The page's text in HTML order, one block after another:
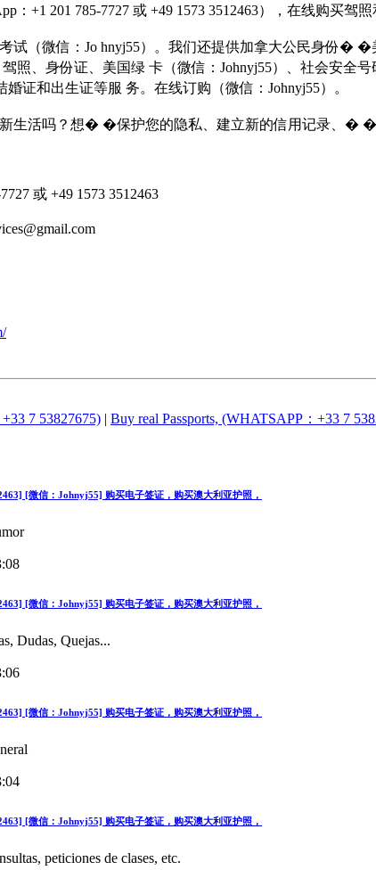
：+1 201 785-7727 或 +49 1573 3512463），在线购买驾照
试（微信：Jo hnyj55）。我们还提供加拿大公民身份�
、身份证、美国绿 卡（微信：Johnyj55）、社会安全
证和出生证等服 务。在线订购（微信：Johnyj55）。
生活吗？想� �保护您的隐私、建立新的信用记录、�
或 +49 1573 3512463
7 53827675) | Buy real Passports, (WHATSAPP：+33 7
[微信：Johnyj55] 购买电子签证，购买澳大利亚护照，
[微信：Johnyj55] 购买电子签证，购买澳大利亚护照，
Dudas, Quejas...
[微信：Johnyj55] 购买电子签证，购买澳大利亚护照，
[微信：Johnyj55] 购买电子签证，购买澳大利亚护照，
peticiones de clases, etc.